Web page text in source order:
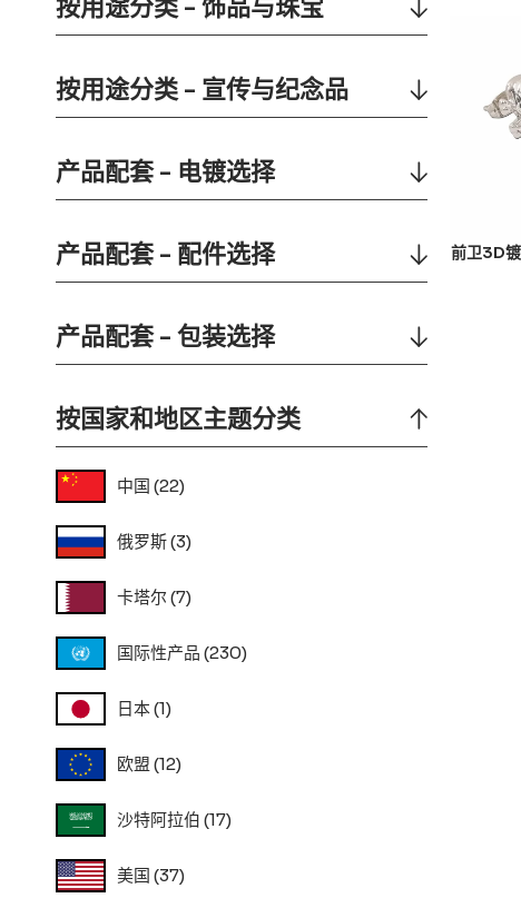
按用途分类 - 饰品与珠宝
按用途分类 - 宣传与纪念品
产品配套 - 电镀选择
产品配套 - 配件选择
产品配套 - 包装选择
按国家和地区主题分类
中国 (22)
俄罗斯(3)
卡塔尔 (7)
国际性产品 (230)
日本(1)
欧盟 (12)
沙特阿拉伯 (17)
美国 (37)
前卫3D